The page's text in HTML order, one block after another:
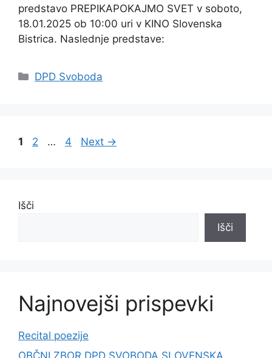
predstavo PREPIKAPOKAJMO SVET v soboto,
18.01.2025 ob 10:00 uri v KINO Slovenska
Bistrica. Naslednje predstave:
Categories
DPD Svoboda
Page
1 Page
2 … Page
4 Next →
Išči
Išči
Najnovejši prispevki
Recital poezije